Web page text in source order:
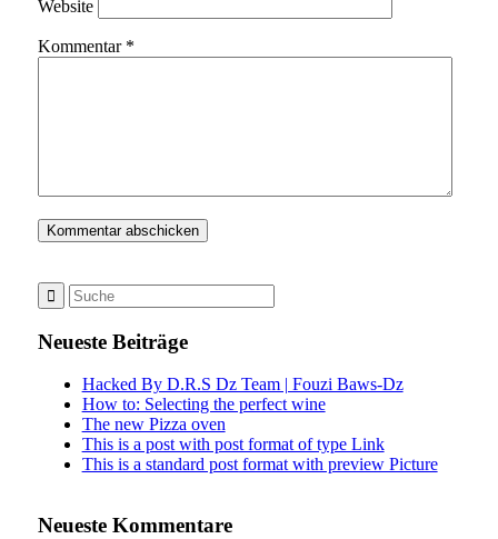
Website
Kommentar *
Neueste Beiträge
Hacked By D.R.S Dz Team | Fouzi Baws-Dz
How to: Selecting the perfect wine
The new Pizza oven
This is a post with post format of type Link
This is a standard post format with preview Picture
Neueste Kommentare